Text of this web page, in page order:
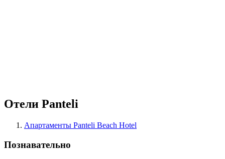
Отели Panteli
Апартаменты Panteli Beach Hotel
Познавательно